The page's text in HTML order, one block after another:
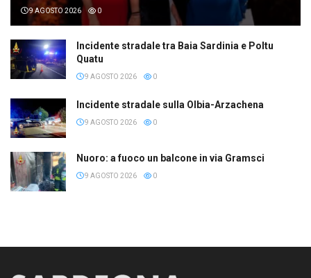
9 AGOSTO 2026 0
Incidente stradale tra Baia Sardinia e Poltu
Quatu
9 AGOSTO 2026 0
Incidente stradale sulla Olbia-Arzachena
9 AGOSTO 2026 0
Nuoro: a fuoco un balcone in via Gramsci
9 AGOSTO 2026 0